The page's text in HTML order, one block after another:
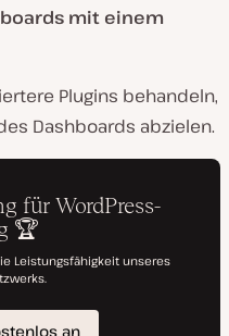
mit einem
Plugins behandeln,
Dashboards abzielen.